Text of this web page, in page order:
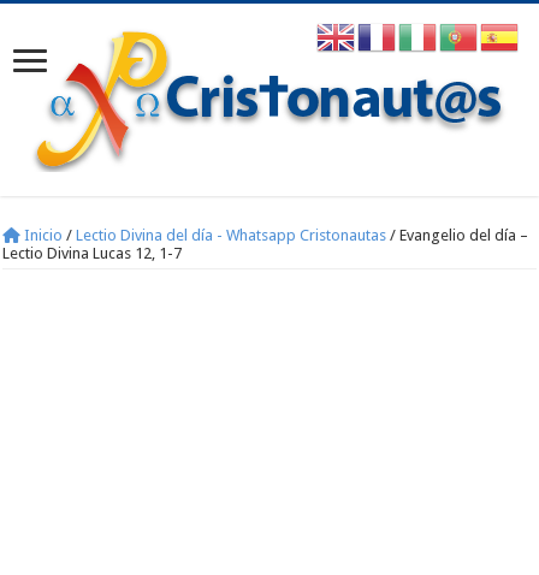
Inicio / Lectio Divina del día - Whatsapp Cristonautas / Evangelio del día –
Lectio Divina Lucas 12, 1-7